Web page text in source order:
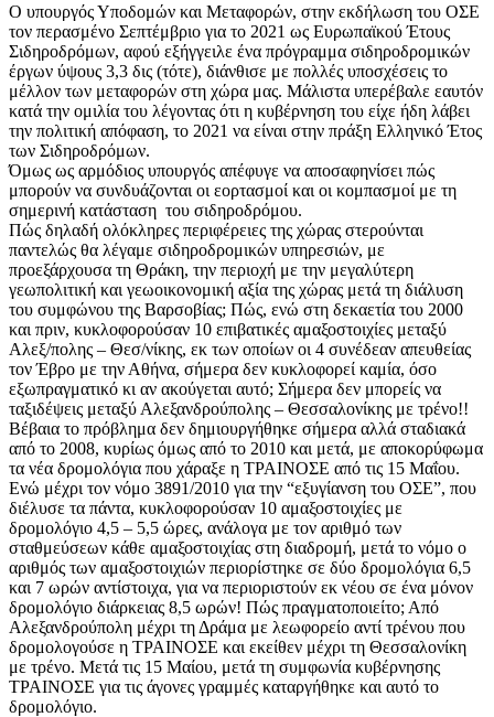
Ο υπουργός Υποδομών και Μεταφορών, στην εκδήλωση του ΟΣΕ
τον περασμένο Σεπτέμβριο για το 2021 ως Ευρωπαϊκού Έτους
Σιδηροδρόμων, αφού εξήγγειλε ένα πρόγραμμα σιδηροδρομικών
έργων ύψους 3,3 δις (τότε), διάνθισε με πολλές υποσχέσεις το
μέλλον των μεταφορών στη χώρα μας. Μάλιστα υπερέβαλε εαυτόν
κατά την ομιλία του λέγοντας ότι η κυβέρνηση του είχε ήδη λάβει
την πολιτική απόφαση, το 2021 να είναι στην πράξη Ελληνικό Έτος
των Σιδηροδρόμων.
Όμως ως αρμόδιος υπουργός απέφυγε να αποσαφηνίσει πώς
μπορούν να συνδυάζονται οι εορτασμοί και οι κομπασμοί με τη
σημερινή κατάσταση του σιδηροδρόμου.
Πώς δηλαδή ολόκληρες περιφέρειες της χώρας στερούνται
παντελώς θα λέγαμε σιδηροδρομικών υπηρεσιών, με
προεξάρχουσα τη Θράκη, την περιοχή με την μεγαλύτερη
γεωπολιτική και γεωοικονομική αξία της χώρας μετά τη διάλυση
του συμφώνου της Βαρσοβίας; Πώς, ενώ στη δεκαετία του 2000
και πριν, κυκλοφορούσαν 10 επιβατικές αμαξοστοιχίες μεταξύ
Αλεξ/πολης – Θεσ/νίκης, εκ των οποίων οι 4 συνέδεαν απευθείας
τον Έβρο με την Αθήνα, σήμερα δεν κυκλοφορεί καμία, όσο
εξωπραγματικό κι αν ακούγεται αυτό; Σήμερα δεν μπορείς να
ταξιδέψεις μεταξύ Αλεξανδρούπολης – Θεσσαλονίκης με τρένο!!
Βέβαια το πρόβλημα δεν δημιουργήθηκε σήμερα αλλά σταδιακά
από το 2008, κυρίως όμως από το 2010 και μετά, με αποκορύφωμα
τα νέα δρομολόγια που χάραξε η ΤΡΑΙΝΟΣΕ από τις 15 Μαΐου.
Ενώ μέχρι τον νόμο 3891/2010 για την “εξυγίανση του ΟΣΕ”, που
διέλυσε τα πάντα, κυκλοφορούσαν 10 αμαξοστοιχίες με
δρομολόγιο 4,5 – 5,5 ώρες, ανάλογα με τον αριθμό των
σταθμεύσεων κάθε αμαξοστοιχίας στη διαδρομή, μετά το νόμο ο
αριθμός των αμαξοστοιχιών περιορίστηκε σε δύο δρομολόγια 6,5
και 7 ωρών αντίστοιχα, για να περιοριστούν εκ νέου σε ένα μόνον
δρομολόγιο διάρκειας 8,5 ωρών! Πώς πραγματοποιείτο; Από
Αλεξανδρούπολη μέχρι τη Δράμα με λεωφορείο αντί τρένου που
δρομολογούσε η ΤΡΑΙΝΟΣΕ και εκείθεν μέχρι τη Θεσσαλονίκη
με τρένο. Μετά τις 15 Μαίου, μετά τη συμφωνία κυβέρνησης
ΤΡΑΙΝΟΣΕ για τις άγονες γραμμές καταργήθηκε και αυτό το
δρομολόγιο.